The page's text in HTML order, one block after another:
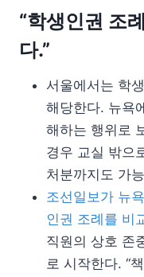
“학생인권 조
다.”
서울에서는 학
해당한다. 뉴욕
해하는 행위로
경우 교실 밖으
처분까지도 가
조선일보가 뉴
인권 조례를 비
직원의 상호 존
로 시작한다. “